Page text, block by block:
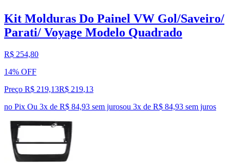
Kit Molduras Do Painel VW Gol/Saveiro/
Parati/ Voyage Modelo Quadrado
R$ 254,80
14% OFF
Preço R$ 219,13R$ 219,13
no Pix Ou 3x de R$ 84,93 sem jurosou 3x de R$ 84,93 sem juros